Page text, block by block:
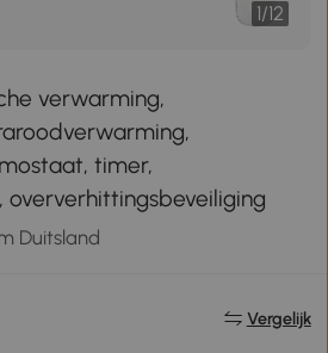
1/12
verwarming,
timer,
Duitsland
Vergelijk